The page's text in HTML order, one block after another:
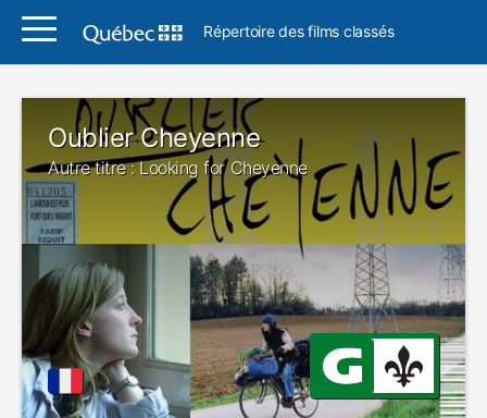
Répertoire des films classés
Oublier Cheyenne
Autre titre : Looking for Cheyenne